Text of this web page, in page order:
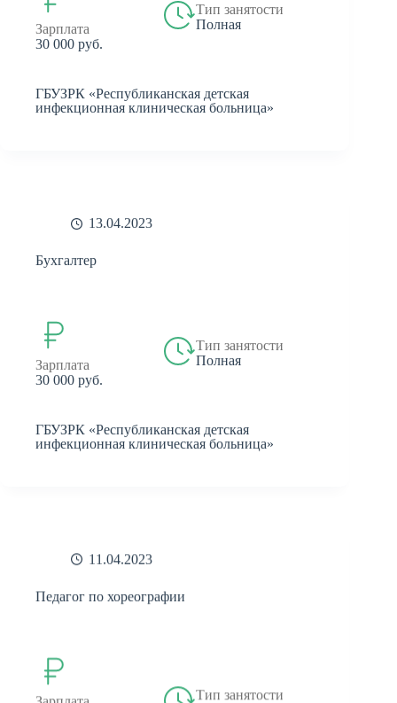
Зарплата
30 000 руб.
Тип занятости
Полная
ГБУЗРК «Республиканская детская
инфекционная клиническая больница»
13.04.2023
Бухгалтер
Зарплата
30 000 руб.
Тип занятости
Полная
ГБУЗРК «Республиканская детская
инфекционная клиническая больница»
11.04.2023
Педагог по хореографии
Тип занятости